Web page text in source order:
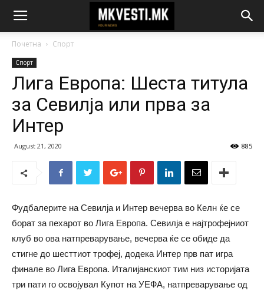
Почетна Спорт
Спорт
Лига Европа: Шеста титула
за Севилја или прва за
Интер
August 21, 2020 885
Фудбалерите на Севилја и Интер вечерва во Келн ќе се
борат за пехарот во Лига Европа. Севилја е најтрофејниот
клуб во ова натпреварување, вечерва ќе се обиде да
стигне до шесттиот трофеј, додека Интер прв пат игра
финале во Лига Европа. Италијанскиот тим низ историјата
три пати го освојувал Купот на УЕФА, натпреварување од